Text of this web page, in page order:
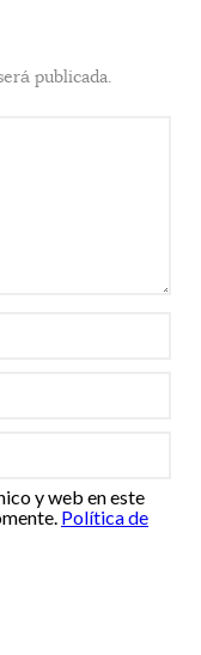
publicada.
y web en este
Política de